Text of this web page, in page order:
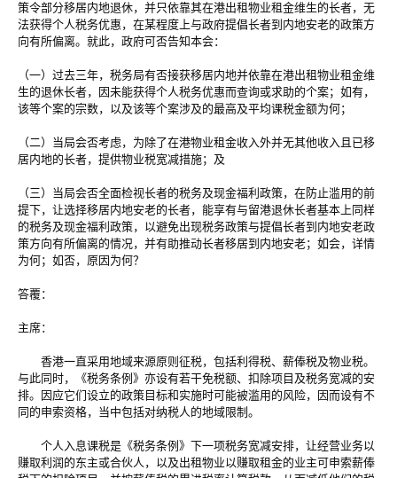
策令部分移居内地退休，并只依靠其在港出租物业租金维生的长者，无
法获得个人税务优惠，在某程度上与政府提倡长者到内地安老的政策方
向有所偏离。就此，政府可否告知本会：
（一）过去三年，税务局有否接获移居内地并依靠在港出租物业租金维
生的退休长者，因未能获得个人税务优惠而查询或求助的个案；如有，
该等个案的宗数，以及该等个案涉及的最高及平均课税金额为何；
（二）当局会否考虑，为除了在港物业租金收入外并无其他收入且已移
居内地的长者，提供物业税宽减措施；及
（三）当局会否全面检视长者的税务及现金福利政策，在防止滥用的前
提下，让选择移居内地安老的长者，能享有与留港退休长者基本上同样
的税务及现金福利政策，以避免出现税务政策与提倡长者到内地安老政
策方向有所偏离的情况，并有助推动长者移居到内地安老；如会，详情
为何；如否，原因为何？
答覆：
主席：
香港一直采用地域来源原则征税，包括利得税、薪俸税及物业税。
与此同时，《税务条例》亦设有若干免税额、扣除项目及税务宽减的安
排。因应它们设立的政策目标和实施时可能被滥用的风险，因而设有不
同的申索资格，当中包括对纳税人的地域限制。
个人入息课税是《税务条例》下一项税务宽减安排，让经营业务以
赚取利润的东主或合伙人，以及出租物业以赚取租金的业主可申索薪俸